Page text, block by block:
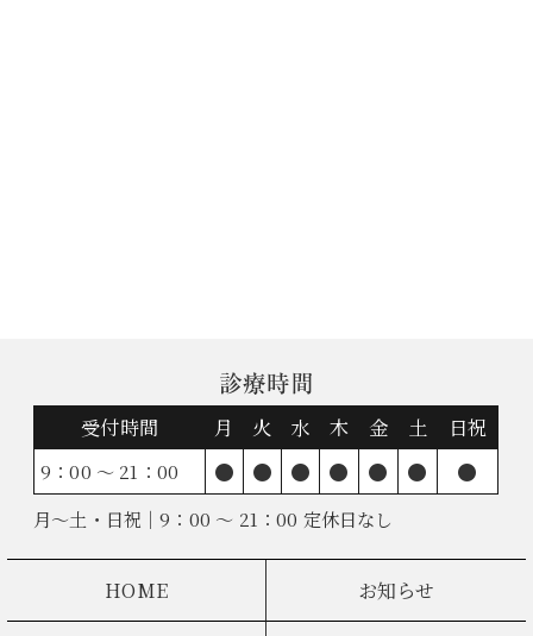
診療時間
受付時間 月 火 水 木 金 土 日祝
9：00 ～ 21：00 ● ● ● ● ● ● ●
月～土・日祝｜9：00 ～ 21：00 定休日なし
HOME お知らせ